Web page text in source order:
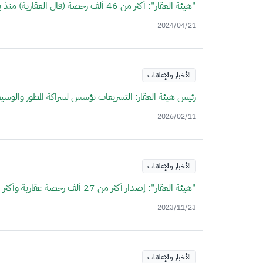
"هيئة العقار": أكثر من 46 ألف رخصة (فال العقارية) منذ بدء نظام الوساطة العقارية، منها 11 ألفًا خلال الربع الأول لعام 2024م
2024/04/21
الأخبار والإعلانات
رئيس هيئة العقار: التشريعات تؤسس لشراكة المطور
2026/02/11
الأخبار والإعلانات
"هيئة العقار": إصدار أكثر من 27 ألف رخصة عقارية وأكثر من 77 ألف عقد وساطة خلال 3 أشهر
2023/11/23
الأخبار والإعلانات